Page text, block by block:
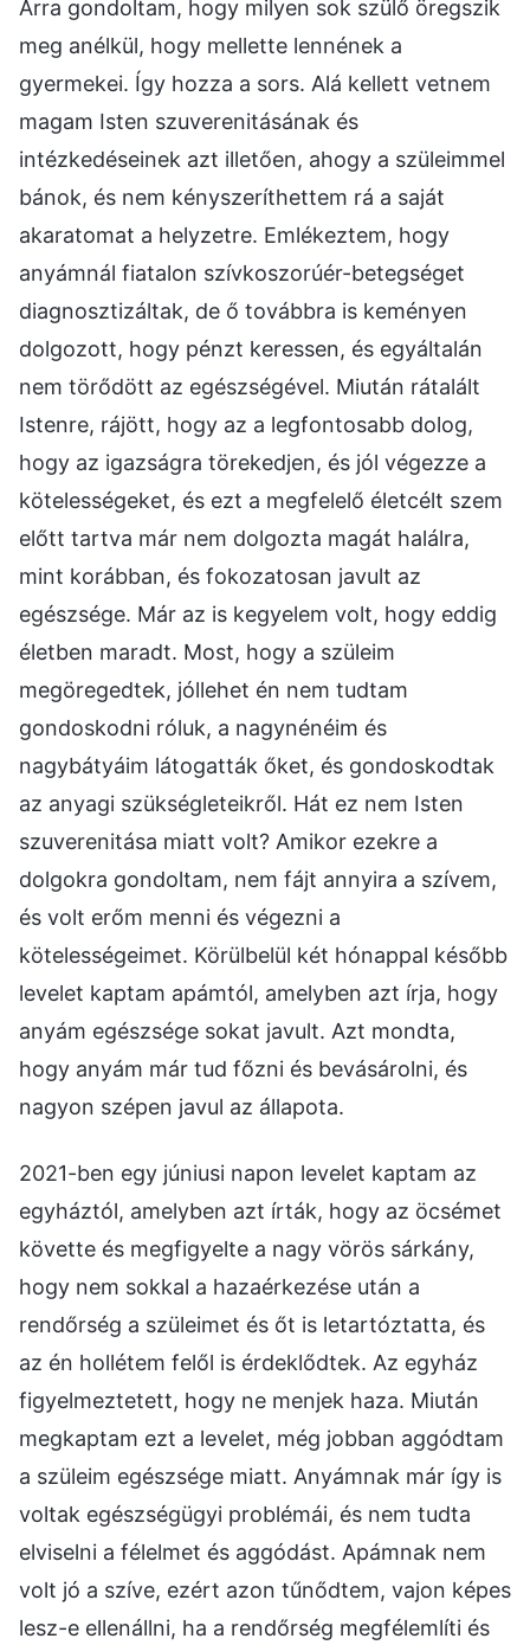
Arra gondoltam, hogy milyen sok szülő öregszik
meg anélkül, hogy mellette lennének a
gyermekei. Így hozza a sors. Alá kellett vetnem
magam Isten szuverenitásának és
intézkedéseinek azt illetően, ahogy a szüleimmel
bánok, és nem kényszeríthettem rá a saját
akaratomat a helyzetre. Emlékeztem, hogy
anyámnál fiatalon szívkoszorúér-betegséget
diagnosztizáltak, de ő továbbra is keményen
dolgozott, hogy pénzt keressen, és egyáltalán
nem törődött az egészségével. Miután rátalált
Istenre, rájött, hogy az a legfontosabb dolog,
hogy az igazságra törekedjen, és jól végezze a
kötelességeket, és ezt a megfelelő életcélt szem
előtt tartva már nem dolgozta magát halálra,
mint korábban, és fokozatosan javult az
egészsége. Már az is kegyelem volt, hogy eddig
életben maradt. Most, hogy a szüleim
megöregedtek, jóllehet én nem tudtam
gondoskodni róluk, a nagynénéim és
nagybátyáim látogatták őket, és gondoskodtak
az anyagi szükségleteikről. Hát ez nem Isten
szuverenitása miatt volt? Amikor ezekre a
dolgokra gondoltam, nem fájt annyira a szívem,
és volt erőm menni és végezni a
kötelességeimet. Körülbelül két hónappal később
levelet kaptam apámtól, amelyben azt írja, hogy
anyám egészsége sokat javult. Azt mondta,
hogy anyám már tud főzni és bevásárolni, és
nagyon szépen javul az állapota.
2021-ben egy júniusi napon levelet kaptam az
egyháztól, amelyben azt írták, hogy az öcsémet
követte és megfigyelte a nagy vörös sárkány,
hogy nem sokkal a hazaérkezése után a
rendőrség a szüleimet és őt is letartóztatta, és
az én hollétem felől is érdeklődtek. Az egyház
figyelmeztetett, hogy ne menjek haza. Miután
megkaptam ezt a levelet, még jobban aggódtam
a szüleim egészsége miatt. Anyámnak már így is
voltak egészségügyi problémái, és nem tudta
elviselni a félelmet és aggódást. Apámnak nem
volt jó a szíve, ezért azon tűnődtem, vajon képes
lesz-e ellenállni, ha a rendőrség megfélemlíti és